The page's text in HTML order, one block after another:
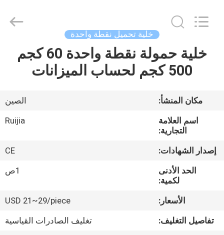
بيت
أشرطة
معلومات
جولة
Instruments
Reserved.
خلية تحميل نقطة واحدة
خلية حمولة نقطة واحدة 60 كجم
500 كجم لحساب الميزانات
مكان المنشأ:
الصين
اسم العلامة
التجارية:
Ruijia
إصدار الشهادات:
CE
الحد الأدنى
لكمية:
1ص
الأسعار:
USD 21~29/piece
تفاصيل التغليف:
تغليف الصادرات القياسية